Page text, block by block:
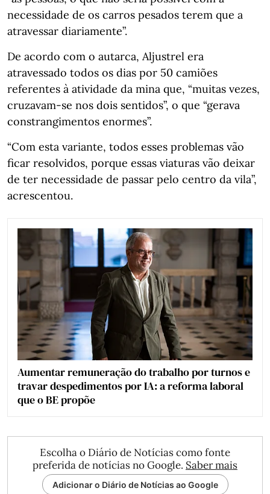
necessidade de os carros pesados terem que a
atravessar diariamente”.
De acordo com o autarca, Aljustrel era
atravessado todos os dias por 50 camiões
referentes à atividade da mina que, “muitas vezes,
cruzavam-se nos dois sentidos”, o que “gerava
constrangimentos enormes”.
“Com esta variante, todos esses problemas vão
ficar resolvidos, porque essas viaturas vão deixar
de ter necessidade de passar pelo centro da vila”,
acrescentou.
Aumentar remuneração do trabalho por turnos e
travar despedimentos por IA: a reforma laboral
que o BE propõe
Escolha o Diário de Notícias como fonte
preferida de notícias no Google. Saber mais
Adicionar o Diário de Notícias ao Google